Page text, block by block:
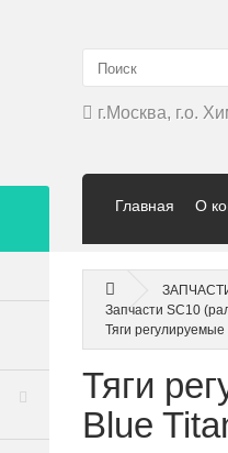
г.Москва, г.о.
Главная О
Запчасти SC10
Тяги
Тяги
Blue